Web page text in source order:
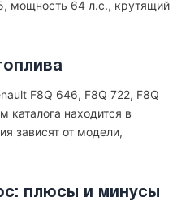
мощность 64 л.с., крутящий
F8Q 646, F8Q 722, F8Q
каталога находится в
зависят от модели,
плюсы и минусы